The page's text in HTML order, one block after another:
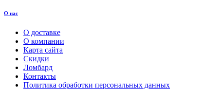
О нас
О доставке
О компании
Карта сайта
Скидки
Ломбард
Контакты
Политика обработки персональных данных